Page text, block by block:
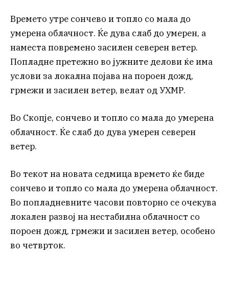
Времето утре сончево и топло со мала до
умерена облачност. Ќе дува слаб до умерен, а
наместа повремено засилен северен ветер.
Попладне претежно во јужните делови ќе има
услови за локална појава на пороен дожд,
грмежи и засилен ветер, велат од УХМР.
Во Скопје, сончево и топло со мала до умерена
облачност. Ќе слаб до дува умерен северен
ветер.
Во текот на новата седмица времето ќе биде
сончево и топло со мала до умерена облачност.
Во попладневните часови повторно се очекува
локален развој на нестабилна облачност со
пороен дожд, грмежи и засилен ветер, особено
во четврток.